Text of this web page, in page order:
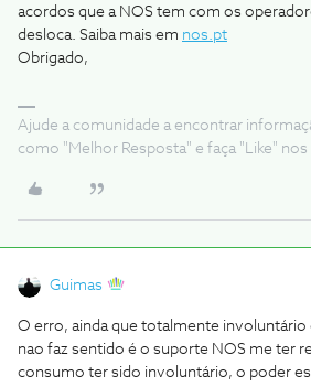
acordos que a NOS tem com os
desloca. Saiba mais em nos.pt
Obrigado,
Ajude a comunidade a encontrar
como "Melhor Resposta" e faça "Like"
Guimas
O erro, ainda que totalmente involuntário
nao faz sentido é o suporte NOS me ter
consumo ter sido involuntário, o poder